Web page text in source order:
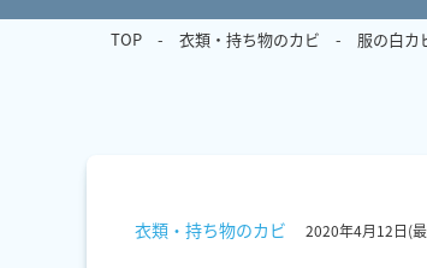
TOP 衣類・持ち物のカビ 服の白カ
衣類・持ち物のカビ 2020年4月12日(